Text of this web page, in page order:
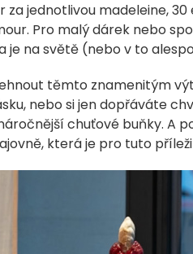
za jednotlivou madeleine,
Pro malý dárek nebo
je na světě (nebo v to
těmto znamenitým
nebo si jen dopřáváte
chuťové buňky. A
která je pro tuto